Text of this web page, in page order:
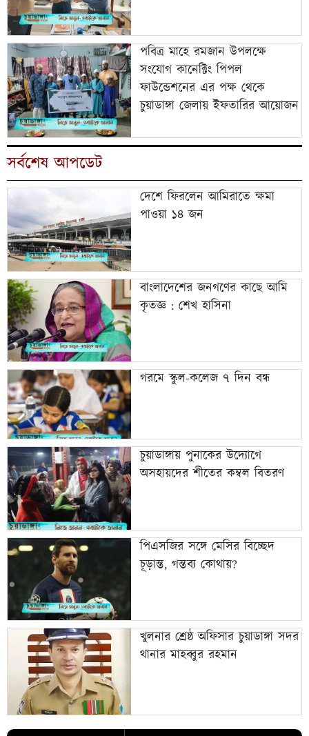
পবিত্র মাহে রমজান উপলক্ষে
সংযোগ কানেক্টিং পিপল
ফাউন্ডেশনের এর পক্ষ থেকে
চুয়াডাঙ্গা জেলায় ইফতারির আয়োজন
সর্বশেষ আপডেট
দেশে ফিরলেন আমিরাতে ক্ষমা
পাওয়া ১৪ জন
বাংলাদেশের জনগণের কাছে আমি
কৃতজ্ঞ : শেখ হাসিনা
গরমে স্কুল-কলেজ ৭ দিন বন্ধ
চুয়াডাঙ্গায় পুনাকের উদ্যোগে
অসহায়দের শীতের কম্বল বিতরণ
পিএসজির সঙ্গে মেসির বিচ্ছেদ
চূড়ান্ত, গন্তব্য কোথায়?
খুলনার শ্রেষ্ঠ অফিসার চুয়াডাঙ্গা সদর
থানার মাহব্বুর রহমান